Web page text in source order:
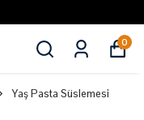
0
Yaş Pasta Süslemesi